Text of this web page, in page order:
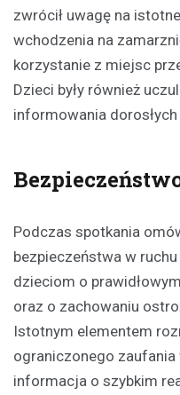
zwrócił uwagę na
wchodzenia na
korzystanie z miejsc
Dzieci były również
informowania
Podczas spotkania
bezpieczeństwa w
dzieciom o
oraz o zachowaniu
Istotnym elementem
ograniczonego
informacja o szybkim